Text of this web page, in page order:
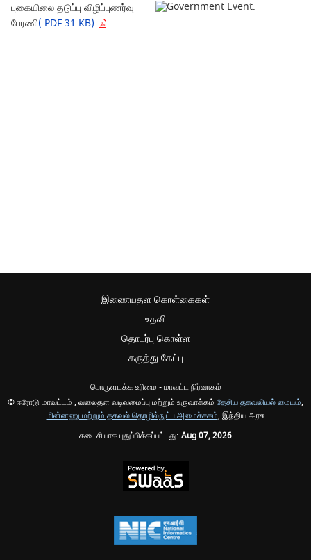
புகையிலை தடுப்பு விழிப்புணர்வு
பேரணி( PDF 31 KB)
இணையதள கொள்கைகள்
உதவி
தொடர்பு கொள்ள
கருத்து கேட்பு
பொருளடக்க உரிமை - மாவட்ட நிர்வாகம்
© ஈரோடு மாவட்டம் , வலைதள வடிவமைப்பு மற்றும் உருவாக்கம் தேசிய தகவலியல் மையம்,
மின்னணு மற்றும் தகவல் தொழில்நுட்ப அமைச்சகம், இந்திய அரசு
கடைசியாக புதுப்பிக்கப்பட்டது: Aug 07, 2026